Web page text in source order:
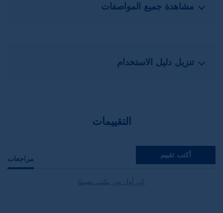
مشاهدة جميع المواصفات
تنزيل دليل الاستخدام
التقييمات
مراجعات أكتب تقييم
كن أول من يكتب تقييمًا